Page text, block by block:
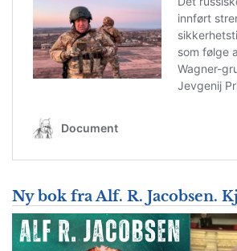
Ny bok fra Alf. R. Jacobsen.